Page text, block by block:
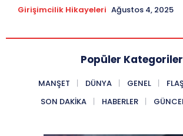
Girişimcilik Hikayeleri Ağustos 4, 2025
Popüler Kategoriler
MANŞET DÜNYA GENEL
SON DAKIKA
HABERLER